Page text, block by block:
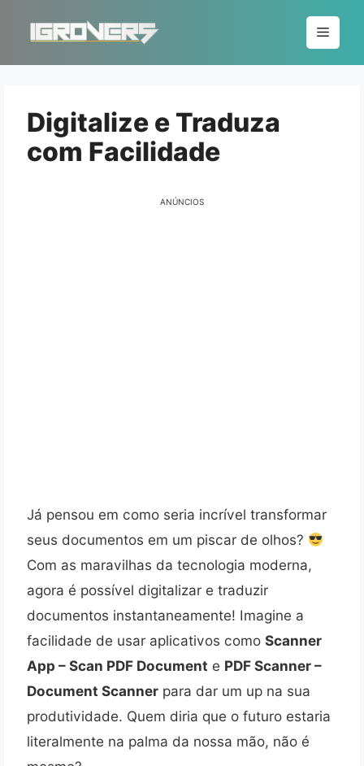
conteúdo
Menu
Digitalize e Traduza
com Facilidade
ANÚNCIOS
Já pensou em como seria incrível transformar
seus documentos em um piscar de olhos?
Com as maravilhas da tecnologia moderna,
agora é possível digitalizar e traduzir
documentos instantaneamente! Imagine a
facilidade de usar aplicativos como Scanner
App – Scan PDF Document e PDF Scanner –
Document Scanner para dar um up na sua
produtividade. Quem diria que o futuro estaria
literalmente na palma da nossa mão, não é